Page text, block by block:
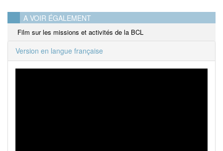
A VOIR ÉGALEMENT
Film sur les missions et activités de la BCL
Version en langue française